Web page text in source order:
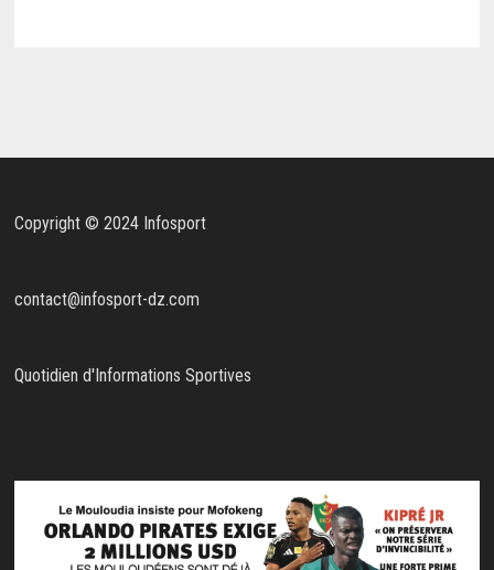
Copyright © 2024 Infosport
contact@infosport-dz.com
Quotidien d'Informations Sportives